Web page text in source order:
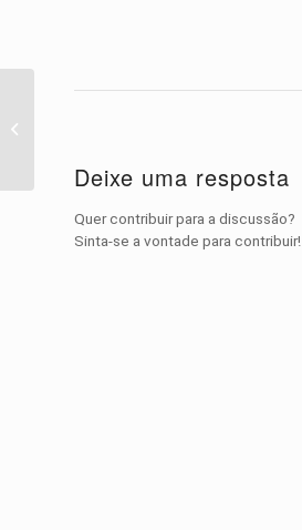
Deixe uma resposta
Quer contribuir para a discussão?
Sinta-se a vontade para contribuir!